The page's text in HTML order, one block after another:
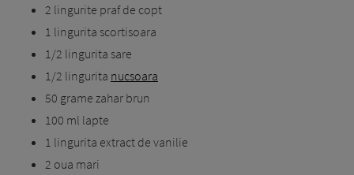
2 lingurite praf de copt
1 lingurita scortisoara
1/2 lingurita sare
1/2 lingurita nucsoara
50 grame zahar brun
100 ml lapte
1 lingurita extract de vanilie
2 oua mari